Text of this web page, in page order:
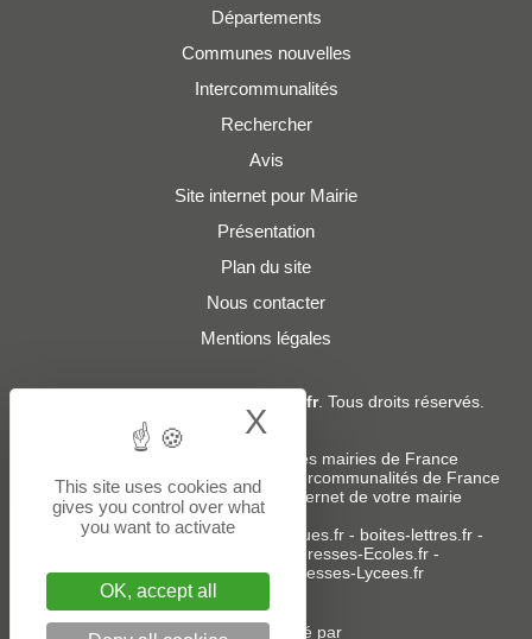
Départements
Communes nouvelles
Intercommunalités
Rechercher
Avis
Site internet pour Mairie
Présentation
Plan du site
Nous contacter
Mentions légales
Adresses-Mairies.fr. Tous droits réservés.
Services :
Liste des adresses e-mails des mairies de France
Liste des adresses e-mails des intercommunalités de France
-Création ou refonte du site internet de votre mairie
Sites partenaires:donneespubliques.fr- boites-lettres.fr-
Adresses-Ecoles.fr -
Adresses-Colleges.fr- Adresses-Lycees.fr
Un service édité par
This site uses cookies and
gives you control over what
you want to activate
OK, accept all
X